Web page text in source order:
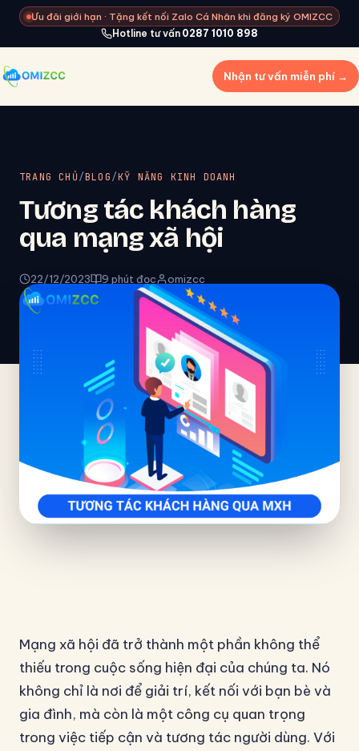
Ưu đãi giới hạn · Tặng kết nối Zalo Cá Nhân khi đăng ký OMIZCC
Hotline tư vấn 0287 1010 898
Nhận tư vấn miễn phí →
TRANG CHỦ/BLOG/KỸ NĂNG KINH DOANH
Tương tác khách hàng
qua mạng xã hội
22/12/2023 9 phút đọc omizcc
Mạng xã hội đã trở thành một phần không thể
thiếu trong cuộc sống hiện đại của chúng ta. Nó
không chỉ là nơi để giải trí, kết nối với bạn bè và
gia đình, mà còn là một công cụ quan trọng
trong việc tiếp cận và tương tác người dùng. Với